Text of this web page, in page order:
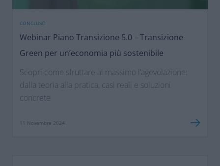
CONCLUSO
Webinar Piano Transizione 5.0 – Transizione
Green per un’economia più sostenibile
Scopri come sfruttare al massimo l’agevolazione:
dalla teoria alla pratica, casi reali e soluzioni
concrete
11 Novembre 2024